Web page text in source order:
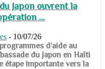
Japon ouvrent la
...
- 10/07/26
d’aide au
du Japon en Haïti
étape importante vers la